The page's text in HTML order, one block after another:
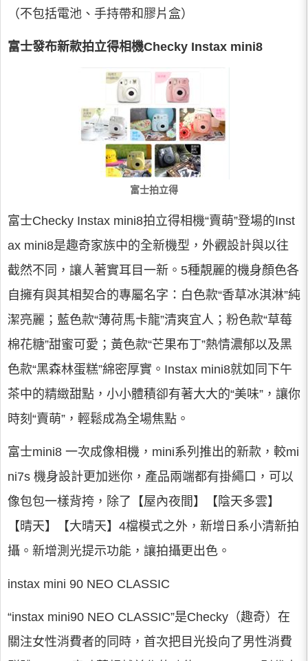
（不包括電池、手持帶和膠片盒）
富士發布新款拍立得相機Checky Instax mini8
富士拍立得
富士Checky Instax mini8拍立得相機“賣萌”登場的Inst
ax mini8是趣奇家族中的全新機型，外觀設計與以往
截然不同，讓人著實耳目一新。5種靚麗的機身顏色各
自擁有與其相契合的專屬名字：白色款“香草冰淇淋”純
潔亮麗；藍色款“薄荷馬卡龍”清爽宜人；粉色款“草莓
棉花糖”甜蜜可愛；黃色款“芒果布丁”熱情濃郁以及黑
色款“黑森林蛋糕”綿密厚實。Instax mini8就如同下午
茶中的精緻甜點，小小體積卻有著大大的“美味”，讓你
時刻“賣萌”，輕鬆成為全場焦點。
富士mini8 一次成像相機，mini系列推出的新款，較mi
ni7s 機身設計更加迷你，產品兩端都有掛繩口，可以
像包包一樣背挎，除了【屋內夜間】【陰天多雲】
【晴天】【大晴天】4檔模式之外，新增日系小清新拍
攝。新增測光提示功能，讓拍攝更出色。
instax mini 90 NEO CLASSIC
“instax mini90 NEO CLASSIC”是Checky（趣奇）在
關注女性消費者的同時，首次把目光投向了男性消費